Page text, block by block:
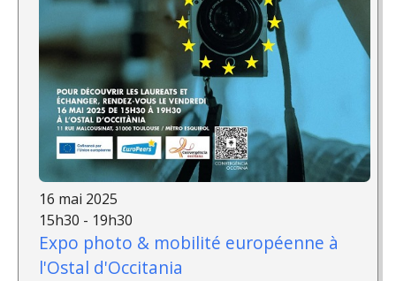
16 mai 2025
15h30 - 19h30
Expo photo & mobilité européenne à
l'Ostal d'Occitania